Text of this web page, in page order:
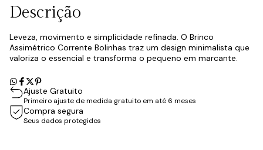
Descrição
Leveza, movimento e simplicidade refinada. O Brinco
Assimétrico Corrente Bolinhas traz um design minimalista que
valoriza o essencial e transforma o pequeno em marcante.
Ajuste Gratuito
Primeiro ajuste de medida gratuito em até 6 meses
Compra segura
Seus dados protegidos